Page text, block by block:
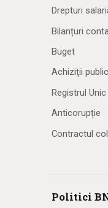
Drepturi
Bilanțuri
Buget
Achiziţii
Registrul
Anticorupție
Contractul
Politici